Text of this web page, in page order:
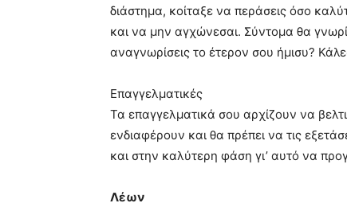
διάστημα, κοίταξε να περάσεις όσο
και να μην αγχώνεσαι. Σύντομα θα
αναγνωρίσεις το έτερον σου ήμισυ?
Επαγγελματικές
Τα επαγγελματικά σου αρχίζουν να
ενδιαφέρουν και θα πρέπει να τις
και στην καλύτερη φάση γι’ αυτό να
Λέων